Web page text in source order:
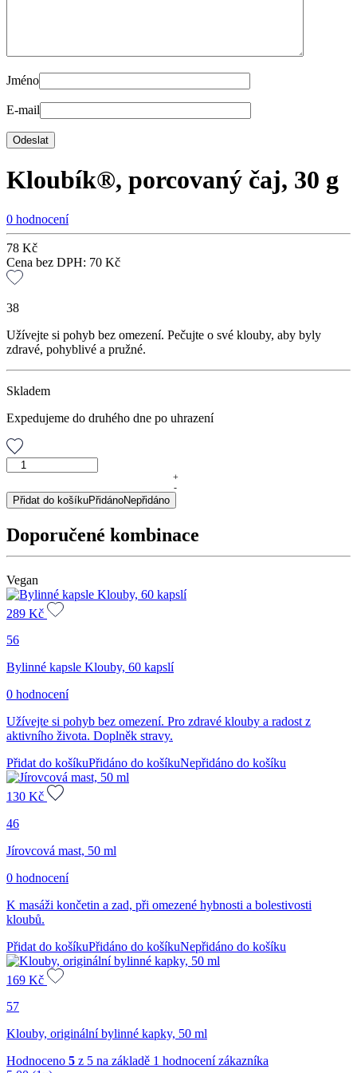
Jméno
E-mail
Kloubík®, porcovaný čaj, 30 g
0 hodnocení
78 Kč
Cena bez DPH: 70 Kč
38
Užívejte si pohyb bez omezení. Pečujte o své klouby, aby byly
zdravé, pohyblivé a pružné.
Skladem
Expedujeme do druhého dne po uhrazení
Kloubík®,
čaj,
30
množství
+
-
Přidat do košíkuPřidánoNepřidáno
Doporučené kombinace
Vegan
289 Kč
56
Bylinné kapsle Klouby, 60 kapslí
0 hodnocení
Užívejte si pohyb bez omezení. Pro zdravé klouby a radost z
aktivního života. Doplněk stravy.
Přidat do košíkuPřidáno do košíkuNepřidáno do košíku
130 Kč
46
Jírovcová mast, 50 ml
0 hodnocení
K masáži končetin a zad, při omezené hybnosti a bolestivosti
kloubů.
Přidat do košíkuPřidáno do košíkuNepřidáno do košíku
169 Kč
57
Klouby, originální bylinné kapky, 50 ml
Hodnoceno 5 z 5 na základě 1 hodnocení zákazníka